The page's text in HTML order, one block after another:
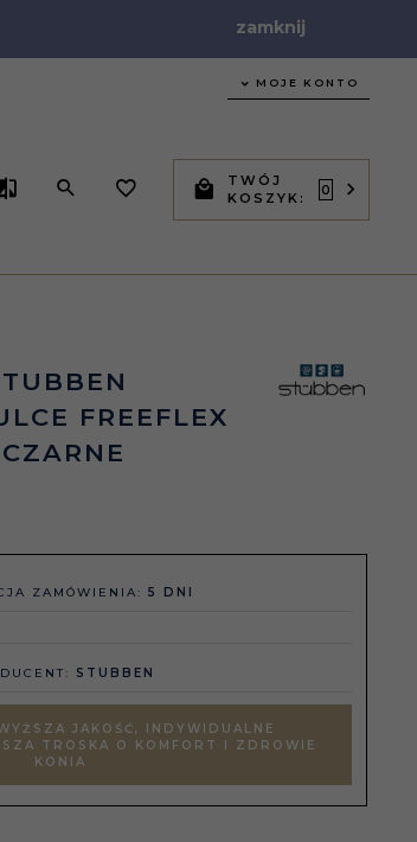
zamknij
MOJE KONTO
TWÓJ
KOSZYK:
0
FREEFLEX
ZAMÓWIENIA:5 DNI
STUBBEN
JAKOŚĆ, INDYWIDUALNE
TROSKA O KOMFORT I ZDROWIE
KONIA